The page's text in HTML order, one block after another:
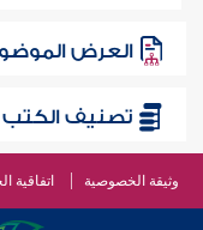
العرض
تصنيف الكتب
وثيقة الخصوصية اتفاقية